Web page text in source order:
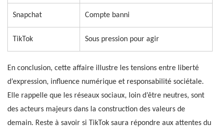
Snapchat Compte banni
TikTok Sous pression pour agir
En conclusion, cette affaire illustre les tensions entre liberté
d’expression, influence numérique et responsabilité sociétale.
Elle rappelle que les réseaux sociaux, loin d’être neutres, sont
des acteurs majeurs dans la construction des valeurs de
demain. Reste à savoir si TikTok saura répondre aux attentes du